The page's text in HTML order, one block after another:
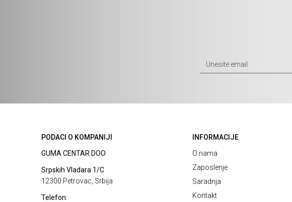
PODACI O KOMPANIJI
GUMA CENTAR DOO
Srpskih Vladara 1/C
12300 Petrovac, Srbija
Telefon:
INFORMACIJE
O nama
Zaposlenje
Saradnja
Kontakt